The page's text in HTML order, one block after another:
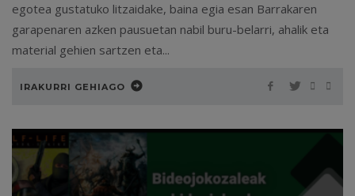
egotea gustatuko litzaidake, baina egia esan Barrakaren
garapenaren azken pausuetan nabil buru-belarri, ahalik eta
material gehien sartzen eta...
IRAKURRI GEHIAGO